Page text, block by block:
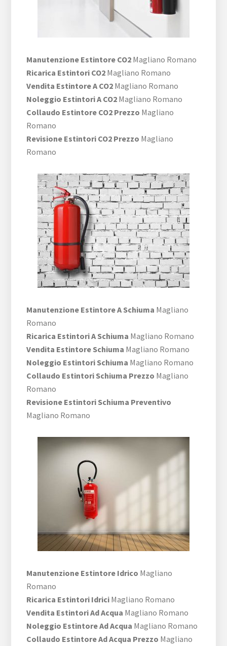
Manutenzione Estintore CO2 Magliano Romano
Ricarica Estintori CO2 Magliano Romano
Vendita Estintore A CO2 Magliano Romano
Noleggio Estintori A CO2 Magliano Romano
Collaudo Estintore CO2 Prezzo Magliano
Romano
Revisione Estintori CO2 Prezzo Magliano
Romano
Manutenzione Estintore A Schiuma Magliano
Romano
Ricarica Estintori A Schiuma Magliano Romano
Vendita Estintore Schiuma Magliano Romano
Noleggio Estintori Schiuma Magliano Romano
Collaudo Estintori Schiuma Prezzo Magliano
Romano
Revisione Estintori Schiuma Preventivo
Magliano Romano
Manutenzione Estintore Idrico Magliano
Romano
Ricarica Estintori Idrici Magliano Romano
Vendita Estintori Ad Acqua Magliano Romano
Noleggio Estintore Ad Acqua Magliano Romano
Collaudo Estintore Ad Acqua Prezzo Magliano